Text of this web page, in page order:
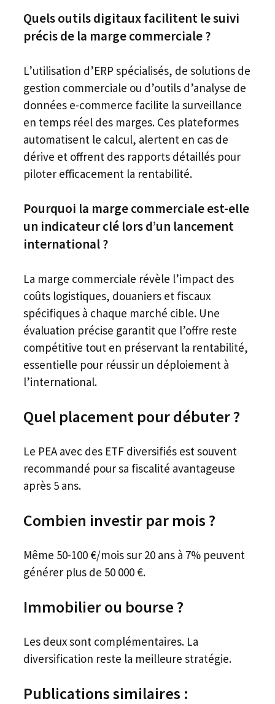
Quels outils digitaux facilitent le suivi
précis de la marge commerciale ?
L’utilisation d’ERP spécialisés, de solutions de
gestion commerciale ou d’outils d’analyse de
données e-commerce facilite la surveillance
en temps réel des marges. Ces plateformes
automatisent le calcul, alertent en cas de
dérive et offrent des rapports détaillés pour
piloter efficacement la rentabilité.
Pourquoi la marge commerciale est-elle
un indicateur clé lors d’un lancement
international ?
La marge commerciale révèle l’impact des
coûts logistiques, douaniers et fiscaux
spécifiques à chaque marché cible. Une
évaluation précise garantit que l’offre reste
compétitive tout en préservant la rentabilité,
essentielle pour réussir un déploiement à
l’international.
Quel placement pour débuter ?
Le PEA avec des ETF diversifiés est souvent
recommandé pour sa fiscalité avantageuse
après 5 ans.
Combien investir par mois ?
Même 50-100 €/mois sur 20 ans à 7% peuvent
générer plus de 50 000 €.
Immobilier ou bourse ?
Les deux sont complémentaires. La
diversification reste la meilleure stratégie.
Publications similaires :